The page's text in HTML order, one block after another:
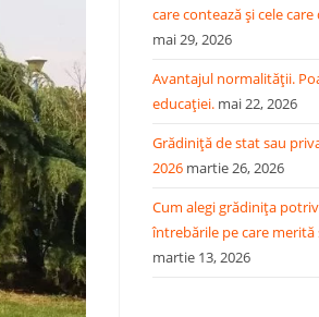
care contează și cele
mai 29, 2026
Avantajul normalității.
educației. mai 22, 2026
Grădiniță de stat sau
2026 martie 26, 2026
Cum alegi grădinița
întrebările pe care merită
martie 13, 2026